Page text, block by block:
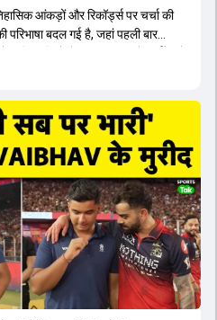
आंकड़ों और रिकॉर्ड्स पर चर्चा की
बदल गई है, जहां पहली बार
खिलाड़ियों से ज्यादा रहा। पूरे टूर्नामेंट में
से ज्यादा का स्कोर बनाया, जो एक
का खिताब जीता। इसके अलावा पंजाब
का पीछा करने वाली टीमों की सफलता